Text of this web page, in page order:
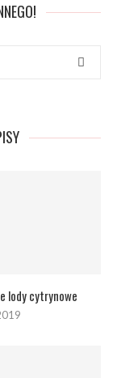
lody cytrynowe